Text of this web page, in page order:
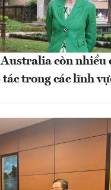
còn nhiều
trong các lĩnh